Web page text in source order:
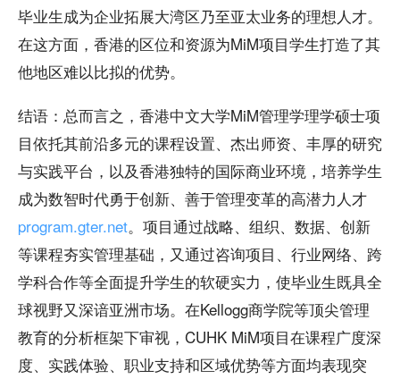
毕业生成为企业拓展大湾区乃至亚太业务的理想人才。
在这方面，香港的区位和资源为MiM项目学生打造了其
他地区难以比拟的优势。
结语：总而言之，香港中文大学MiM管理学理学硕士项
目依托其前沿多元的课程设置、杰出师资、丰厚的研究
与实践平台，以及香港独特的国际商业环境，培养学生
成为数智时代勇于创新、善于管理变革的高潜力人才
program.gter.net。项目通过战略、组织、数据、创新
等课程夯实管理基础，又通过咨询项目、行业网络、跨
学科合作等全面提升学生的软硬实力，使毕业生既具全
球视野又深谙亚洲市场。在Kellogg商学院等顶尖管理
教育的分析框架下审视，CUHK MiM项目在课程广度深
度、实践体验、职业支持和区域优势等方面均表现突